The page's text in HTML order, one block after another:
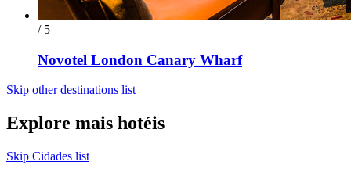
/ 5
Novotel London Canary Wharf
Skip other destinations list
Explore mais hotéis
Skip Cidades list